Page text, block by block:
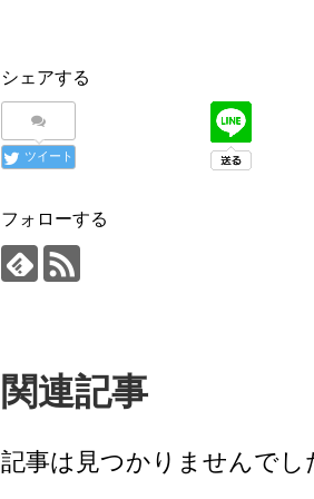
シェアする
ツイート
フォローする
関連記事
記事は見つかりませんでし